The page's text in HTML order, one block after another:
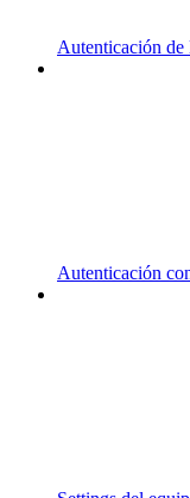
Autenticación de
Autenticación